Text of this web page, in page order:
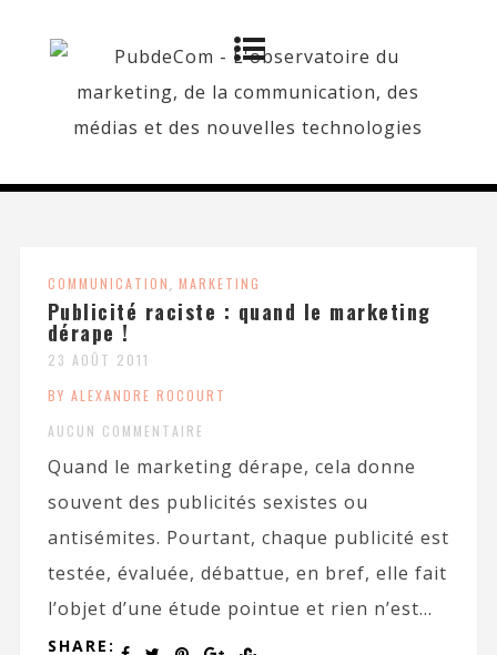
COMMUNICATION, MARKETING
Publicité raciste : quand le marketing
dérape !
23 AOÛT 2011
BY ALEXANDRE ROCOURT
AUCUN COMMENTAIRE
Quand le marketing dérape, cela donne
souvent des publicités sexistes ou
antisémites. Pourtant, chaque publicité est
testée, évaluée, débattue, en bref, elle fait
l’objet d’une étude pointue et rien n’est...
SHARE: